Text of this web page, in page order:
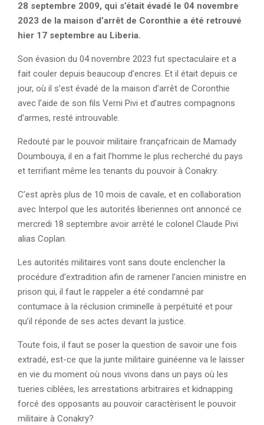
28 septembre 2009, qui s’était évadé le 04 novembre
2023 de la maison d’arrêt de Coronthie a été retrouvé
hier 17 septembre au Liberia.
Son évasion du 04 novembre 2023 fut spectaculaire et a
fait couler depuis beaucoup d’encres. Et il était depuis ce
jour, où il s’est évadé de la maison d’arrêt de Coronthie
avec l’aide de son fils Verni Pivi et d’autres compagnons
d’armes, resté introuvable.
Redouté par le pouvoir militaire françafricain de Mamady
Doumbouya, il en a fait l’homme le plus recherché du pays
et terrifiant même les tenants du pouvoir à Conakry.
C’est après plus de 10 mois de cavale, et en collaboration
avec Interpol que les autorités liberiennes ont annoncé ce
mercredi 18 septembre avoir arrêté le colonel Claude Pivi
alias Coplan.
Les autorités militaires vont sans doute enclencher la
procédure d’extradition afin de ramener l’ancien ministre en
prison qui, il faut le rappeler a été condamné par
contumace à la réclusion criminelle à perpétuité et pour
qu’il réponde de ses actes devant la justice.
Toute fois, il faut se poser la question de savoir une fois
extradé, est-ce que la junte militaire guinéenne va le laisser
en vie du moment où nous vivons dans un pays où les
tueries ciblées, les arrestations arbitraires et kidnapping
forcé des opposants au pouvoir caractèrisent le pouvoir
militaire à Conakry?